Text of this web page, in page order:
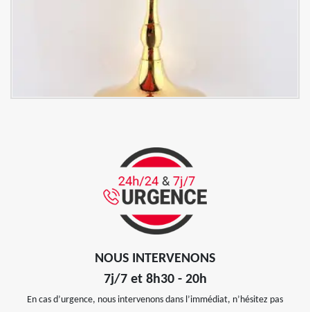
NOUS INTERVENONS
7j/7 et 8h30 - 20h
En cas d’urgence, nous intervenons dans l’immédiat, n’hésitez pas